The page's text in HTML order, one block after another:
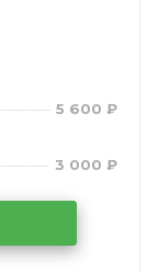
5 600 ₽
3 000 ₽